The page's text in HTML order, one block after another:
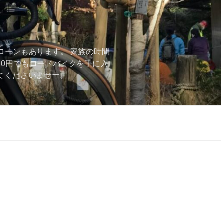
ーンもあります。 家族の時間
円でもロードバイクを手に入
くださいませー。